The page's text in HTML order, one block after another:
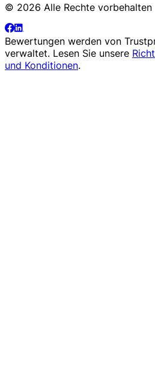
© 2026 Alle Rechte vorbehalten
Bewertungen werden von
verwaltet. Lesen Sie unsere
und Konditionen.